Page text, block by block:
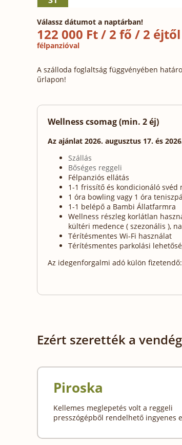
Válassz dátumot a naptárban!
122 000 Ft / 2 fő / 2 éjtől
félpanzióval
A szálloda foglaltság függvényében
űrlapon!
Wellness csomag (min. 2 éj)
Az ajánlat 2026. augusztus 17. és
Szállás
Bőséges reggeli
Félpanziós ellátás
1-1 frissítő és kondicionáló svéd
1 óra bowling vagy 1 óra
1-1 belépő a Bambi Állatfarmra
Wellness részleg korlátlan
kültéri medence ( szezonális ),
Térítésmentes Wi-Fi használat
Térítésmentes parkolási
Az idegenforgalmi adó külön
Ezért szerették a
Piroska
Kellemes meglepetés volt a reggeli
presszógépből rendelhető ingyenes